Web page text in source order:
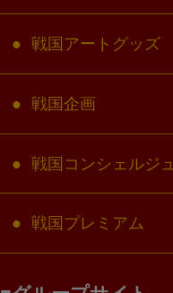
戦国アートグッズ
戦国企画
戦国コンシェルジュ
戦国プレミアム